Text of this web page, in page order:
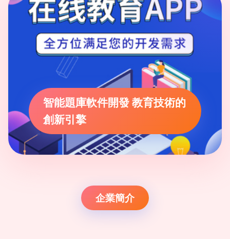
智能題庫軟件開發 教育技術的
創新引擎
企業簡介